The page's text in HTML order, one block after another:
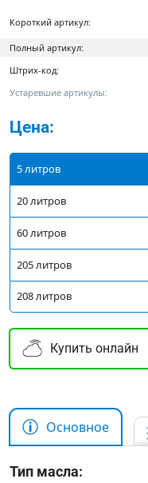
Короткий артикул:
Полный артикул:
Штрих-код:
Устаревшие артикулы:
Цена:
5 литров
20 литров
60 литров
205 литров
208 литров
Купить онлайн
Основное
Тип масла: